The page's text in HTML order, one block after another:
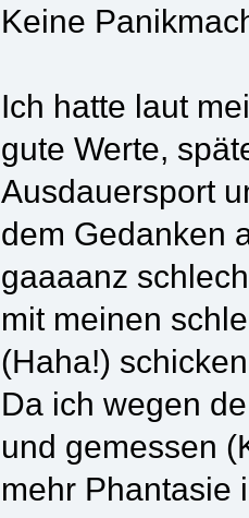
Keine
Ich hatte laut
gute Werte,
Ausdauersport
dem Gedanken
gaaaanz
mit meinen
(Haha!)
Da ich wegen
und gemessen
mehr Phantasie